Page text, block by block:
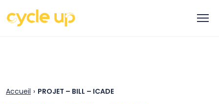
Accueil › PROJET – BILL – ICADE